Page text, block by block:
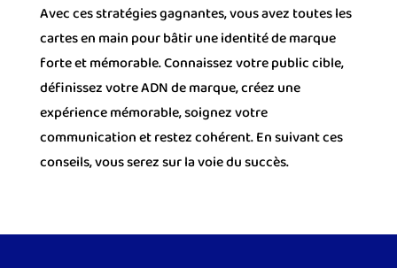
Avec ces stratégies gagnantes, vous avez toutes les
cartes en main pour bâtir une identité de marque
forte et mémorable. Connaissez votre public cible,
définissez votre ADN de marque, créez une
expérience mémorable, soignez votre
communication et restez cohérent. En suivant ces
conseils, vous serez sur la voie du succès.